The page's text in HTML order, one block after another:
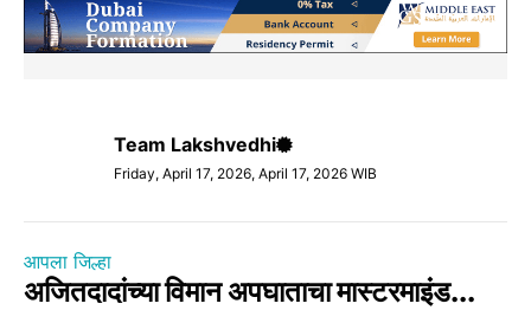
Team Lakshvedhi
Friday, April 17, 2026, April 17, 2026 WIB
आपला जिल्हा
अजितदादांच्या विमान अपघाताचा मास्टरमाइंड...